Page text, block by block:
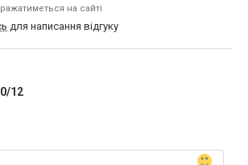
на сайті
для написання відгуку
0/12